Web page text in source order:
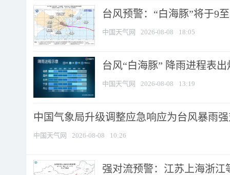
台风预警：“白海豚”将于9
中国天气网 2026-08-08 18:05
台风“白海豚” 降雨进程表
中国天气网 2026-08-08 13:19
中国气象局升级调整应急响应为台风暴雨
中国天气网 2026-08-08 10:26
强对流预警：江苏上海浙江